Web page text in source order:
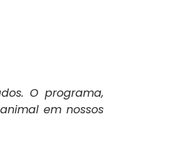
O programa,
em nossos